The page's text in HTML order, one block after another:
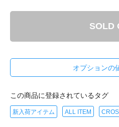
SOLD
オプションの
この商品に登録されているタグ
新入荷アイテム ALL ITEM